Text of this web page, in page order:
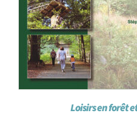
Loisirs en forêt